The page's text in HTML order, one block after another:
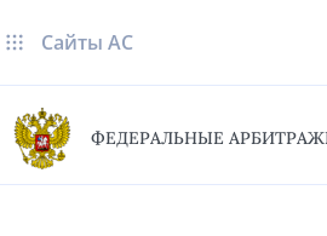
Сайты AC
ФЕДЕРАЛЬНЫЕ